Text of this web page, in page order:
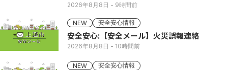
2026年8月8日 - 9時間前
NEW 安全安心情報
安全安心:【安全メール】火災誤報連絡
2026年8月8日 - 10時間前
NEW 安全安心情報